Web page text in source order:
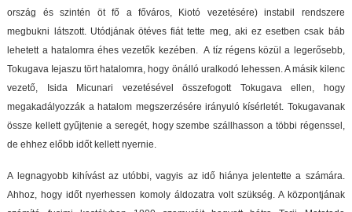
ország és szintén öt fő a főváros, Kiotó vezetésére) instabil rendszere
megbukni látszott. Utódjának ötéves fiát tette meg, aki ez esetben csak báb
lehetett a hatalomra éhes vezetők kezében. A tíz régens közül a legerősebb,
Tokugava Iejaszu tört hatalomra, hogy önálló uralkodó lehessen. A másik kilenc
vezető, Isida Micunari vezetésével összefogott Tokugava ellen, hogy
megakadályozzák a hatalom megszerzésére irányuló kísérletét. Tokugavanak
össze kellett gyűjtenie a seregét, hogy szembe szállhasson a többi régenssel,
de ehhez előbb időt kellett nyernie.
A legnagyobb kihívást az utóbbi, vagyis az idő hiánya jelentette a számára.
Ahhoz, hogy időt nyerhessen komoly áldozatra volt szükség. A központjának